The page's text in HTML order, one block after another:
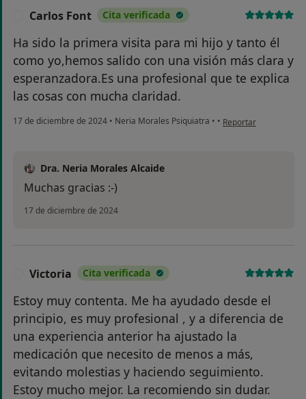
Carlos Font Cita verificada
Ha sido la primera visita para mi hijo y tanto él
como yo,hemos salido con una visión más clara y
esperanzadora.Es una profesional que te explica
las cosas con mucha claridad.
17 de diciembre de 2024 • Neria Morales Psiquiatra • • en opinión del
Reportar
Dra. Neria Morales Alcaide
Muchas gracias :-)
17 de diciembre de 2024
Victoria Cita verificada
Estoy muy contenta. Me ha ayudado desde el
principio, es muy profesional , y a diferencia de
una experiencia anterior ha ajustado la
medicación que necesito de menos a más,
evitando molestias y haciendo seguimiento.
Estoy mucho mejor. La recomiendo sin dudar.